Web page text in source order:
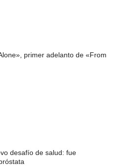
primer adelanto de «From
desafío de salud: fue